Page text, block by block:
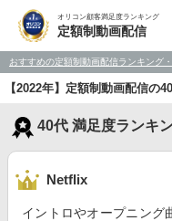
オリコン顧客満足度ランキング
定額制動画配信
おすすめの定額制動画配信ランキング
【2022年】定額制動画配信の
40代 満足度ランキ
Netflix
イントロやオープニング